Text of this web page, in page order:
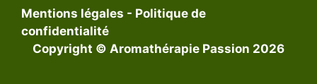
Copyright © Aromathérapie Passion 2026
Mentions légales - Politique de
confidentialité